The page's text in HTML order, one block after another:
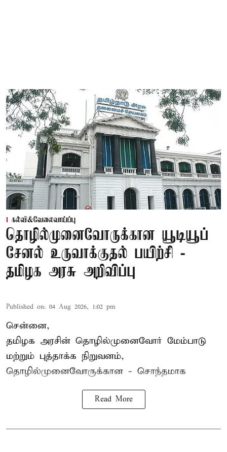
கல்வி&வேலைவாய்ப்பு
தொழில்முனைவோருக்கான யூடியூப்
சேனல் உருவாக்குதல் பயிற்சி -
தமிழக அரசு அறிவிப்பு
Published on: 04 Aug 2026, 1:02 pm
சென்னை,
தமிழக அரசின் தொழில்முனைவோர் மேம்பாடு
மற்றும் புத்தாக்க நிறுவனம்,
தொழில்முனைவோருக்கான - சொந்தமாக
Read More